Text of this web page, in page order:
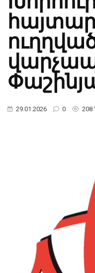
29.01.2026 0 208